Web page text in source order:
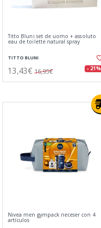
Titto Bluni set de uomo + assoluto
eau de toilette natural spray
TITTO BLUNI
13,43€ 16,95€ - 21%
Nivea men gympack neceser con 4
artículos